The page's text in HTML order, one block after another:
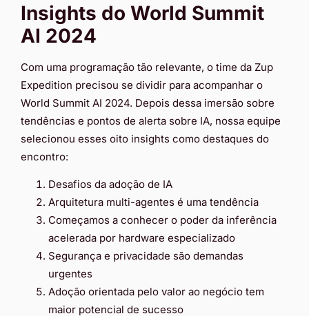
Insights do World Summit
AI 2024
Com uma programação tão relevante, o time da Zup
Expedition precisou se dividir para acompanhar o
World Summit AI 2024. Depois dessa imersão sobre
tendências e pontos de alerta sobre IA, nossa equipe
selecionou esses oito insights como destaques do
encontro:
Desafios da adoção de IA
Arquitetura multi-agentes é uma tendência
Começamos a conhecer o poder da inferência
acelerada por hardware especializado
Segurança e privacidade são demandas
urgentes
Adoção orientada pelo valor ao negócio tem
maior potencial de sucesso